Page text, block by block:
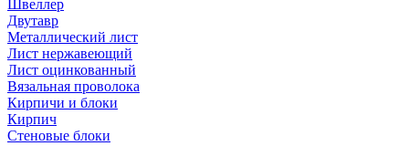
Швеллер
Двутавр
Металлический лист
Лист нержавеющий
Лист оцинкованный
Вязальная проволока
Кирпичи и блоки
Кирпич
Стеновые блоки